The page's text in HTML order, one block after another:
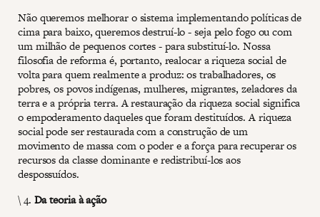
Não queremos melhorar o sistema implementando políticas de
cima para baixo, queremos destruí-lo - seja pelo fogo ou com
um milhão de pequenos cortes - para substituí-lo. Nossa
filosofia de reforma é, portanto, realocar a riqueza social de
volta para quem realmente a produz: os trabalhadores, os
pobres, os povos indígenas, mulheres, migrantes, zeladores da
terra e a própria terra. A restauração da riqueza social significa
o empoderamento daqueles que foram destituídos. A riqueza
social pode ser restaurada com a construção de um
movimento de massa com o poder e a força para recuperar os
recursos da classe dominante e redistribuí-los aos
despossuídos.
\ 4. Da teoria à ação